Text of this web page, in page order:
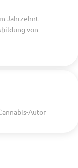
Jahrzehnt
von
Autor